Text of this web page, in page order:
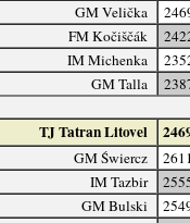
GM Velička
FM Kočiščák
IM Michenka
GM Talla
TJ Tatran Litovel
GM Świercz
IM Tazbir
GM Bulski